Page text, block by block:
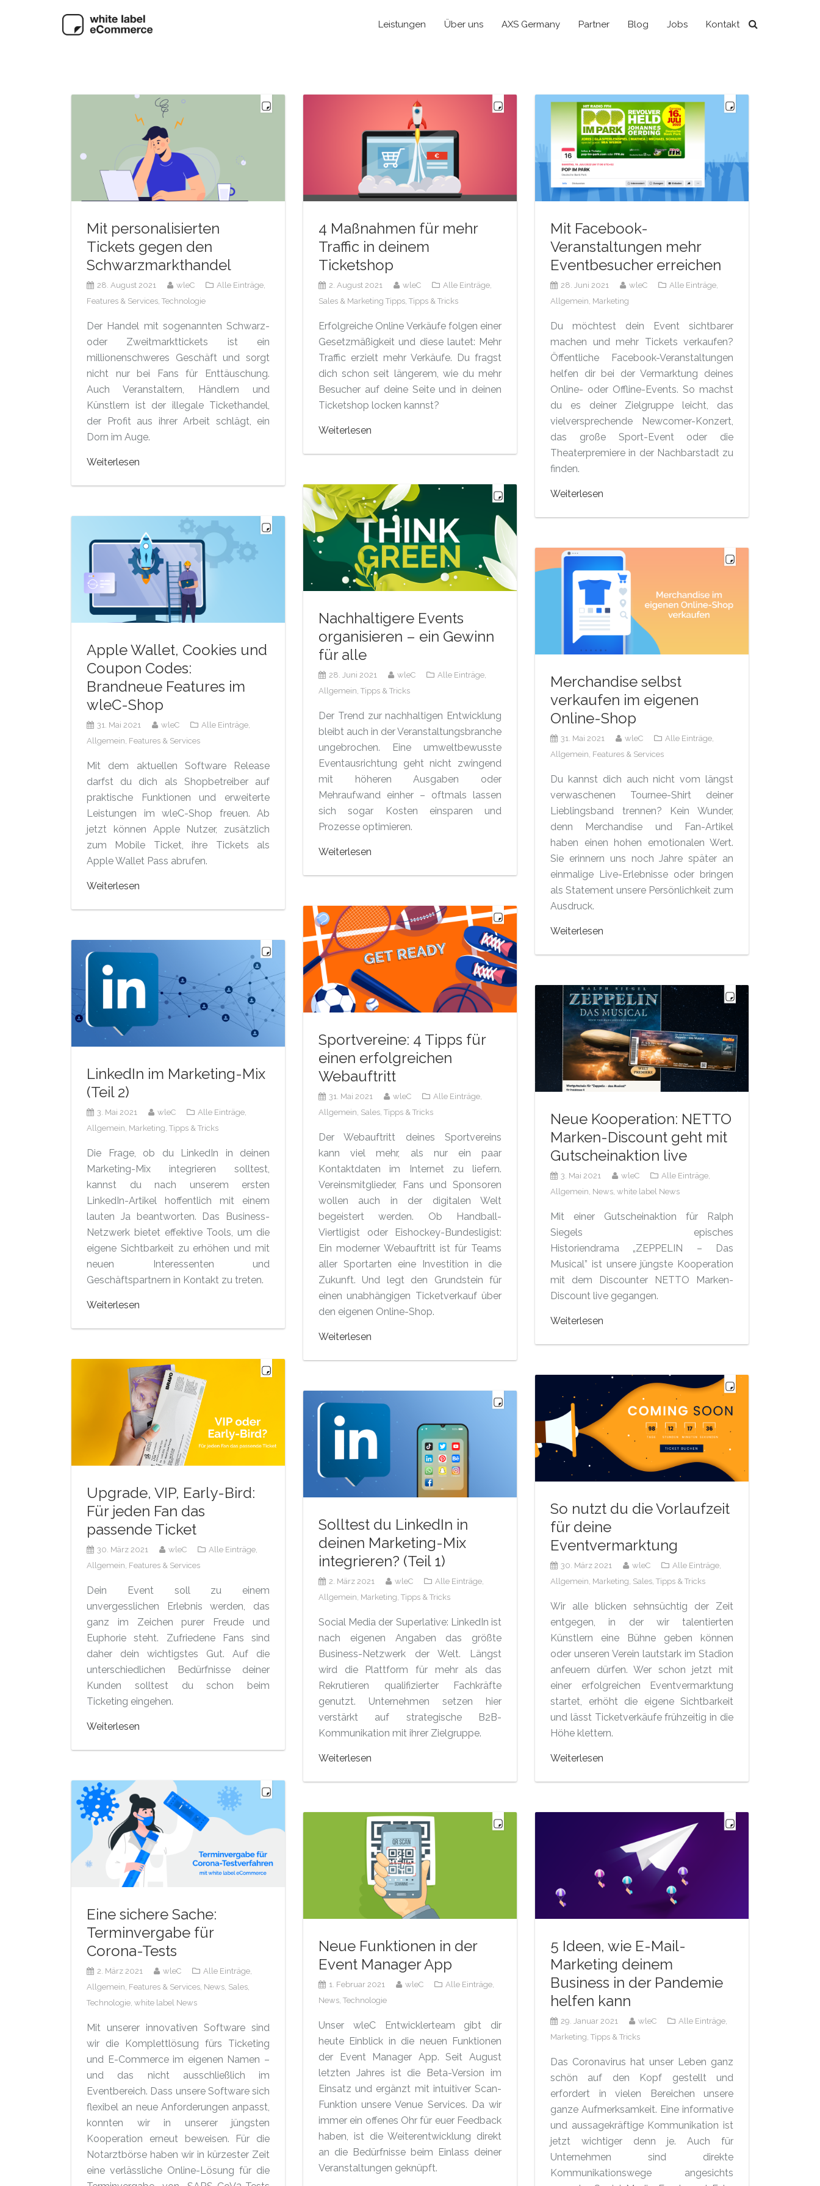
Leistungen Über uns AXS Germany Partner Blog Jobs Kontakt
Mit personalisierten
Tickets gegen den
Schwarzmarkthandel
28. August 2021 wleC
Alle Einträge,
Features & Services, Technologie
Der Handel mit sogenannten Schwarz-
oder Zweitmarkttickets ist ein
millionenschweres Geschäft und sorgt
nicht nur bei Fans für Enttäuschung.
Auch Veranstaltern, Händlern und
Künstlern ist der illegale Tickethandel,
der Profit aus ihrer Arbeit schlägt, ein
Dorn im Auge.
Weiterlesen
4 Maßnahmen für mehr
Traffic in deinem
Ticketshop
2. August 2021 wleC
Alle Einträge,
Sales & Marketing Tipps, Tipps & Tricks
Erfolgreiche Online Verkäufe folgen einer
Gesetzmäßigkeit und diese lautet: Mehr
Traffic erzielt mehr Verkäufe. Du fragst
dich schon seit längerem, wie du mehr
Besucher auf deine Seite und in deinen
Ticketshop locken kannst?
Weiterlesen
Mit Facebook-
Veranstaltungen mehr
Eventbesucher erreichen
28. Juni 2021 wleC
Alle Einträge,
Allgemein, Marketing
Du möchtest dein Event sichtbarer
machen und mehr Tickets verkaufen?
Öffentliche Facebook-Veranstaltungen
helfen dir bei der Vermarktung deines
Online- oder Offline-Events. So machst
du es deiner Zielgruppe leicht, das
vielversprechende Newcomer-Konzert,
das große Sport-Event oder die
Theaterpremiere in der Nachbarstadt zu
finden.
Weiterlesen
Nachhaltigere Events
organisieren – ein Gewinn
für alle
28. Juni 2021 wleC
Alle Einträge,
Allgemein, Tipps & Tricks
Der Trend zur nachhaltigen Entwicklung
bleibt auch in der Veranstaltungsbranche
ungebrochen. Eine umweltbewusste
Eventausrichtung geht nicht zwingend
mit höheren Ausgaben oder
Mehraufwand einher – oftmals lassen
sich sogar Kosten einsparen und
Prozesse optimieren.
Weiterlesen
Apple Wallet, Cookies und
Coupon Codes:
Brandneue Features im
wleC-Shop
31. Mai 2021 wleC
Alle Einträge,
Allgemein, Features & Services
Mit dem aktuellen Software Release
darfst du dich als Shopbetreiber auf
praktische Funktionen und erweiterte
Leistungen im wleC-Shop freuen. Ab
jetzt können Apple Nutzer, zusätzlich
zum Mobile Ticket, ihre Tickets als
Apple Wallet Pass abrufen.
Weiterlesen
Merchandise selbst
verkaufen im eigenen
Online-Shop
31. Mai 2021 wleC
Alle Einträge,
Allgemein, Features & Services
Du kannst dich auch nicht vom längst
verwaschenen Tournee-Shirt deiner
Lieblingsband trennen? Kein Wunder,
denn Merchandise und Fan-Artikel
haben einen hohen emotionalen Wert.
Sie erinnern uns noch Jahre später an
einmalige Live-Erlebnisse oder bringen
als Statement unsere Persönlichkeit zum
Ausdruck.
Weiterlesen
Sportvereine: 4 Tipps für
einen erfolgreichen
Webauftritt
31. Mai 2021 wleC
Alle Einträge,
Allgemein, Sales, Tipps & Tricks
Der Webauftritt deines Sportvereins
kann viel mehr, als nur ein paar
Kontaktdaten im Internet zu liefern.
Vereinsmitglieder, Fans und Sponsoren
wollen auch in der digitalen Welt
begeistert werden. Ob Handball-
Viertligist oder Eishockey-Bundesligist:
Ein moderner Webauftritt ist für Teams
aller Sportarten eine Investition in die
Zukunft. Und legt den Grundstein für
einen unabhängigen Ticketverkauf über
den eigenen Online-Shop.
Weiterlesen
LinkedIn im Marketing-Mix
(Teil 2)
3. Mai 2021 wleC
Alle Einträge,
Allgemein, Marketing, Tipps & Tricks
Die Frage, ob du LinkedIn in deinen
Marketing-Mix integrieren solltest,
kannst du nach unserem ersten
LinkedIn-Artikel hoffentlich mit einem
lauten Ja beantworten. Das Business-
Netzwerk bietet effektive Tools, um die
eigene Sichtbarkeit zu erhöhen und mit
neuen Interessenten und
Geschäftspartnern in Kontakt zu treten.
Weiterlesen
Neue Kooperation: NETTO
Marken-Discount geht mit
Gutscheinaktion live
3. Mai 2021 wleC
Alle Einträge,
Allgemein, News, white label News
Mit einer Gutscheinaktion für Ralph
Siegels episches
Historiendrama „ZEPPELIN – Das
Musical” ist unsere jüngste Kooperation
mit dem Discounter NETTO Marken-
Discount live gegangen.
Weiterlesen
Upgrade, VIP, Early-Bird:
Für jeden Fan das
passende Ticket
30. März 2021 wleC
Alle Einträge,
Allgemein, Features & Services
Dein Event soll zu einem
unvergesslichen Erlebnis werden, das
ganz im Zeichen purer Freude und
Euphorie steht. Zufriedene Fans sind
daher dein wichtigstes Gut. Auf die
unterschiedlichen Bedürfnisse deiner
Kunden solltest du schon beim
Ticketing eingehen.
Weiterlesen
So nutzt du die Vorlaufzeit
für deine
Eventvermarktung
30. März 2021 wleC
Alle Einträge,
Allgemein, Marketing, Sales, Tipps & Tricks
Wir alle blicken sehnsüchtig der Zeit
entgegen, in der wir talentierten
Künstlern eine Bühne geben können
oder unseren Verein lautstark im Stadion
anfeuern dürfen. Wer schon jetzt mit
einer erfolgreichen Eventvermarktung
startet, erhöht die eigene Sichtbarkeit
und lässt Ticketverkäufe frühzeitig in die
Höhe klettern.
Weiterlesen
Solltest du LinkedIn in
deinen Marketing-Mix
integrieren? (Teil 1)
2. März 2021 wleC
Alle Einträge,
Allgemein, Marketing, Tipps & Tricks
Social Media der Superlative: LinkedIn ist
nach eigenen Angaben das größte
Business-Netzwerk der Welt. Längst
wird die Plattform für mehr als das
Rekrutieren qualifizierter Fachkräfte
genutzt. Unternehmen setzen hier
verstärkt auf strategische B2B-
Kommunikation mit ihrer Zielgruppe.
Weiterlesen
Eine sichere Sache:
Terminvergabe für
Corona-Tests
2. März 2021 wleC
Alle Einträge,
Allgemein, Features & Services, News, Sales,
Technologie, white label News
Mit unserer innovativen Software sind
wir die Komplettlösung fürs Ticketing
und E-Commerce im eigenen Namen –
und das nicht ausschließlich im
Eventbereich. Dass unsere Software sich
flexibel an neue Anforderungen anpasst,
konnten wir in unserer jüngsten
Kooperation erneut beweisen. Für die
Notarztbörse haben wir in kürzester Zeit
eine verlässliche Online-Lösung für die
Neue Funktionen in der
Event Manager App
1. Februar 2021 wleC
Alle Einträge,
News, Technologie
Unser wleC Entwicklerteam gibt dir
heute Einblick in die neuen Funktionen
der Event Manager App. Seit August
letzten Jahres ist die Beta-Version im
Einsatz und ergänzt mit intuitiver Scan-
Funktion unsere Venue Services. Da wir
immer ein offenes Ohr für euer Feedback
haben, ist die Weiterentwicklung direkt
an die Bedürfnisse beim Einlass deiner
Veranstaltungen geknüpft.
5 Ideen, wie E-Mail-
Marketing deinem
Business in der Pandemie
helfen kann
29. Januar 2021 wleC
Alle Einträge,
Marketing, Tipps & Tricks
Das Coronavirus hat unser Leben ganz
schön auf den Kopf gestellt und
erfordert in vielen Bereichen unsere
ganze Aufmerksamkeit. Eine informative
und aussagekräftige Kommunikation ist
jetzt wichtiger denn je. Auch für
Unternehmen sind direkte
Kommunikationswege angesichts